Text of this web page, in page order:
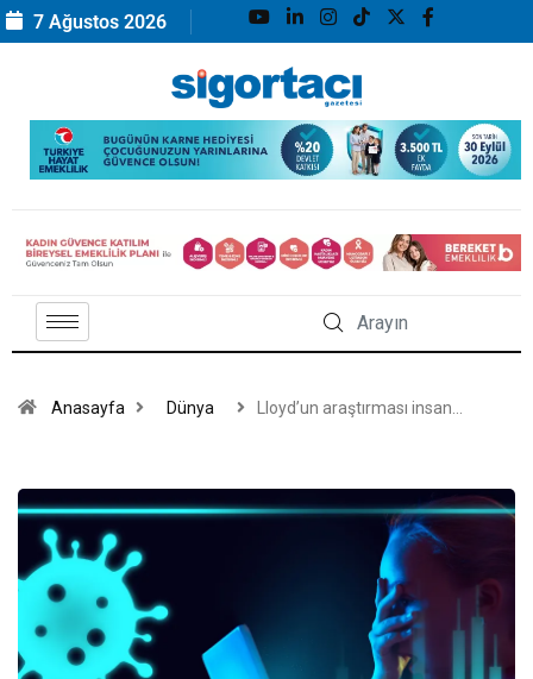
7 Ağustos 2026
Anasayfa Dünya Lloyd’un araştırması insan…